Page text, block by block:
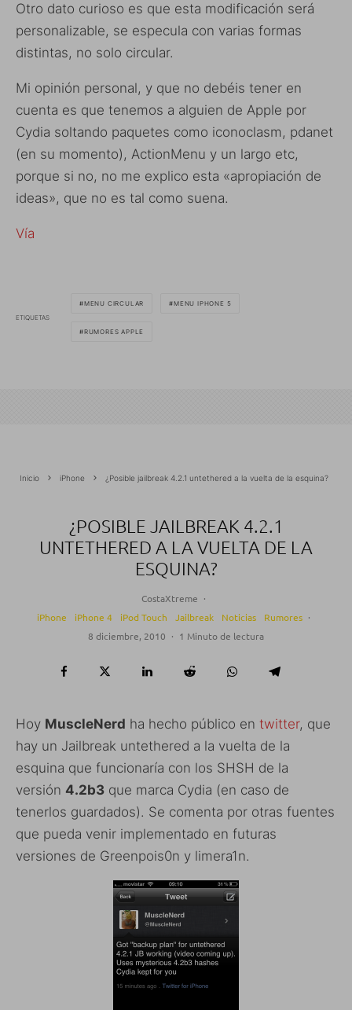
Otro dato curioso es que esta modificación será
personalizable, se especula con varias formas
distintas, no solo circular.
Mi opinión personal, y que no debéis tener en
cuenta es que tenemos a alguien de Apple por
Cydia soltando paquetes como iconoclasm, pdanet
(en su momento), ActionMenu y un largo etc,
porque si no, no me explico esta «apropiación de
ideas», que no es tal como suena.
Vía
ETIQUETAS
MENU CIRCULAR MENU IPHONE 5
RUMORES APPLE
Inicio iPhone ¿Posible jailbreak 4.2.1 untethered a la vuelta de la esquina?
¿POSIBLE JAILBREAK 4.2.1
UNTETHERED A LA VUELTA DE LA
ESQUINA?
CostaXtreme ·
iPhone
iPhone 4 iPod Touch Jailbreak Noticias Rumores ·
8 diciembre, 2010 · 1 Minuto de lectura
Hoy MuscleNerd ha hecho público en twitter, que
hay un Jailbreak untethered a la vuelta de la
esquina que funcionaría con los SHSH de la
versión 4.2b3 que marca Cydia (en caso de
tenerlos guardados). Se comenta por otras fuentes
que pueda venir implementado en futuras
versiones de Greenpois0n y limera1n.